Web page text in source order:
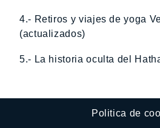
4.- Retiros y viajes de yoga
(actualizados)
5.- La historia oculta del
Politica de